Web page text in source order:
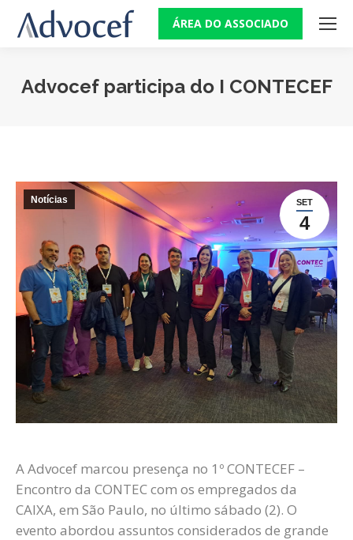
ÁREA DO ASSOCIADO
Advocef participa do I CONTECEF
SET
4
Notícias
A Advocef marcou presença no 1º CONTECEF –
Encontro da CONTEC com os empregados da
CAIXA, em São Paulo, no último sábado (2). O
evento abordou assuntos considerados de grande